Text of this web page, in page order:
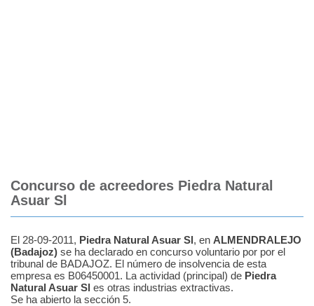
Concurso de acreedores Piedra Natural
Asuar Sl
El 28-09-2011, Piedra Natural Asuar Sl, en ALMENDRALEJO
(Badajoz) se ha declarado en concurso voluntario por por el
tribunal de BADAJOZ. El número de insolvencia de esta
empresa es B06450001. La actividad (principal) de Piedra
Natural Asuar Sl es otras industrias extractivas.
Se ha abierto la sección 5.